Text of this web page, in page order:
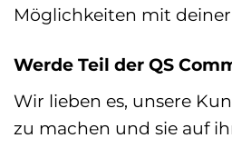
Möglichkeiten mit deiner
Werde Teil der QS
Wir lieben es, unsere
zu machen und sie auf